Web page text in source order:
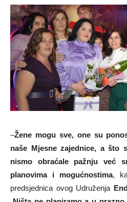
–Žene mogu sve, one su
naše Mjesne zajednice, a što
nismo obraćale pažnju već
planovima i mogućnostima,
predsjednica ovog Udruženja